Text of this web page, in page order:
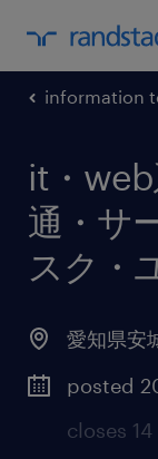
information
it・web
通・サ
スク・
愛知県安
posted
closes